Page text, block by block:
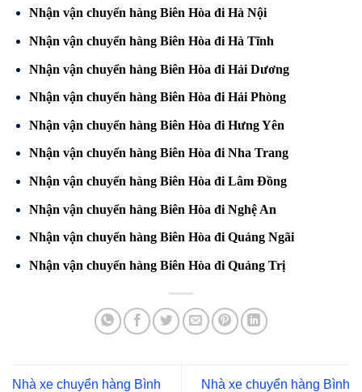
Nhận vận chuyển hàng Biên Hòa đi Hà Nội
Nhận vận chuyển hàng Biên Hòa đi Hà Tĩnh
Nhận vận chuyển hàng Biên Hòa đi Hải Dương
Nhận vận chuyển hàng Biên Hòa đi Hải Phòng
Nhận vận chuyển hàng Biên Hòa đi Hưng Yên
Nhận vận chuyển hàng Biên Hòa đi Nha Trang
Nhận vận chuyển hàng Biên Hòa đi Lâm Đồng
Nhận vận chuyển hàng Biên Hòa đi Nghệ An
Nhận vận chuyển hàng Biên Hòa đi Quảng Ngãi
Nhận vận chuyển hàng Biên Hòa đi Quảng Trị
Nhà xe chuyển hàng Bình
Nhà xe chuyển hàng Bình